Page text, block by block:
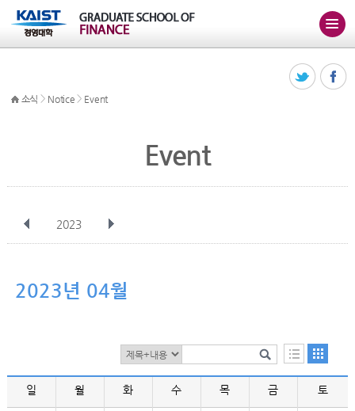
소식 > Notice > Event
Event
2023
12월
2023년 04월
일 월 화 수 목 금 토